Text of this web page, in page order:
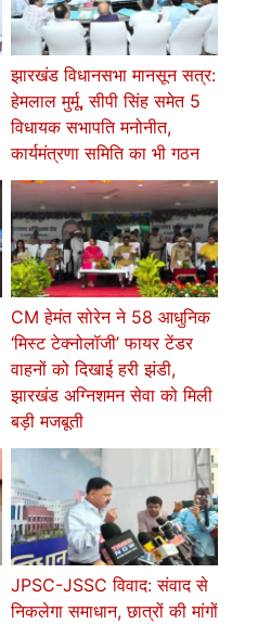
झारखंड विधानसभा मानसून सत्र:
हेमलाल मुर्मू, सीपी सिंह समेत 5
विधायक सभापति मनोनीत,
कार्यमंत्रणा समिति का भी गठन
CM हेमंत सोरेन ने 58 आधुनिक
‘मिस्ट टेक्नोलॉजी’ फायर टेंडर
वाहनों को दिखाई हरी झंडी,
झारखंड अग्निशमन सेवा को मिली
बड़ी मजबूती
JPSC-JSSC विवाद: संवाद से
निकलेगा समाधान, छात्रों की मांगों